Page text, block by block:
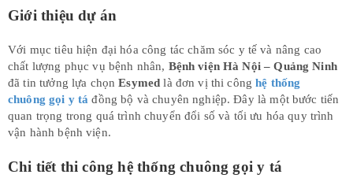
Giới thiệu dự án
Với mục tiêu hiện đại hóa công tác chăm sóc y tế và nâng cao
chất lượng phục vụ bệnh nhân, Bệnh viện Hà Nội – Quảng Ninh
đã tin tưởng lựa chọnEsymed là đơn vị thi cônghệ thống
chuông gọi y tá đồng bộ và chuyên nghiệp. Đây là một bước tiến
quan trọng trong quá trình chuyển đổi số và tối ưu hóa quy trình
vận hành bệnh viện.
Chi tiết thi công hệ thống chuông gọi y tá